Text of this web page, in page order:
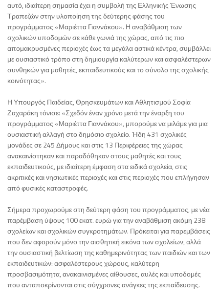
αυτό, ιδιαίτερη σημασία έχει η συμβολή της Ελληνικής Ένωσης
Τραπεζών στην υλοποίηση της δεύτερης φάσης του
προγράμματος «Μαριέττα Γιαννάκου». Η αναβάθμιση των
σχολικών υποδομών σε κάθε γωνιά της χώρας, από τις πιο
απομακρυσμένες περιοχές έως τα μεγάλα αστικά κέντρα, συμβάλλει
με ουσιαστικό τρόπο στη δημιουργία καλύτερων και ασφαλέστερων
συνθηκών για μαθητές, εκπαιδευτικούς και το σύνολο της σχολικής
κοινότητας».
Η Υπουργός Παιδείας, Θρησκευμάτων και Αθλητισμού Σοφία
Ζαχαράκη τόνισε: «Σχεδόν έναν χρόνο μετά την έναρξη του
προγράμματος «Μαριέττα Γιαννάκου», μπορούμε να μιλάμε για μια
ουσιαστική αλλαγή στο δημόσιο σχολείο. Ήδη 431 σχολικές
μονάδες σε 245 Δήμους και στις 13 Περιφέρειες της χώρας
ανακαινίστηκαν και παραδόθηκαν στους μαθητές και τους
εκπαιδευτικούς, με ιδιαίτερη έμφαση στα ειδικά σχολεία, στις
ακριτικές και νησιωτικές περιοχές και στις περιοχές που επλήγησαν
από φυσικές καταστροφές.
Σήμερα προχωρούμε στη δεύτερη φάση του προγράμματος, με νέα
παρέμβαση ύψους 100 εκατ. ευρώ για την αναβάθμιση ακόμη 238
σχολείων και σχολικών συγκροτημάτων. Πρόκειται για παρεμβάσεις
που δεν αφορούν μόνο την αισθητική εικόνα των σχολείων, αλλά
την ουσιαστική βελτίωση της καθημερινότητας των παιδιών και των
εκπαιδευτικών: ασφαλέστερους χώρους, καλύτερη
προσβασιμότητα, ανακαινισμένες αίθουσες, αυλές και υποδομές
που ανταποκρίνονται στις σύγχρονες ανάγκες της εκπαίδευσης.